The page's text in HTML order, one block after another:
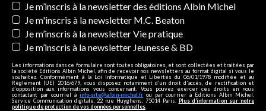
Newsletters
Je m’inscris à la newsletter des éditions Albin Michel
Je m'inscris à la newsletter M.C. Beaton
Je m’inscris à la newsletter Vie pratique
Je m’inscris à la newsletter Jeunesse & BD
Les informations dans ce formulaire sont toutes obligatoires, et sont collectées et traitées par
la société Editions Albin Michel, afin de recevoir nos newsletters au format digital si vous le
souhaitez. Conformément à la Loi Informatique et Libertés du 06/01/1978 modifiée et au
Règlement (UE) 2016/679, vous disposez notamment d'un droit d'accès, de rectification et
d’opposition aux informations vous concernant. Vous pouvez exercer ces droits en nous
contactant par courriel à info-site@albin-michel.fr ou par courrier à Editions Albin Michel,
Service Communication digitale, 22 rue Huyghens, 75014 Paris. Plus d’information sur notre
politique de protection de vos données personnelles